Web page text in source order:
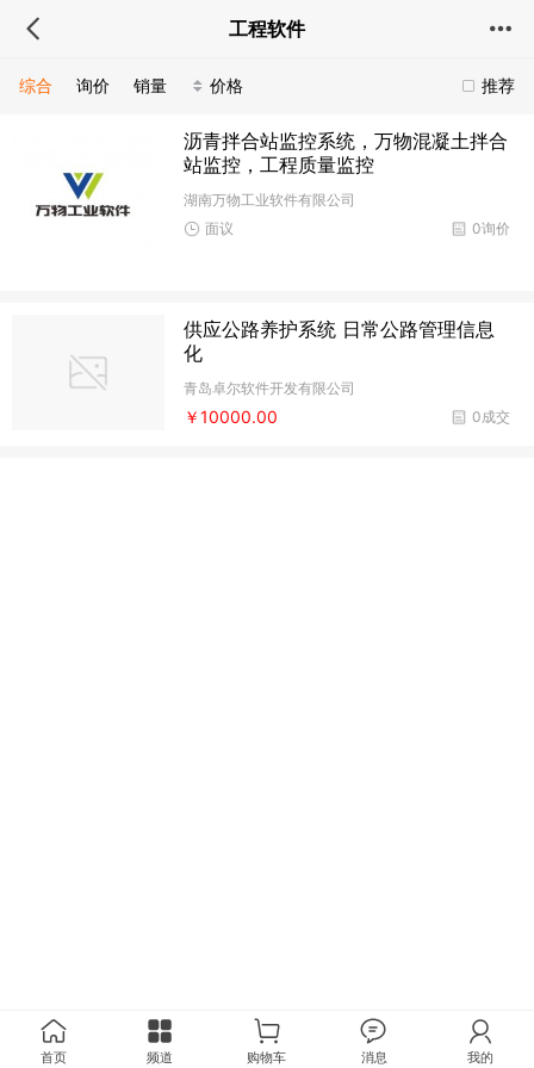
工程软件
推荐
综合 询价 销量 价格
沥青拌合站监控系统，万物混凝土拌合
站监控，工程质量监控
湖南万物工业软件有限公司
0询价
面议
供应公路养护系统 日常公路管理信息
化
青岛卓尔软件开发有限公司
0成交
￥10000.00
首页 频道 购物车 消息 我的